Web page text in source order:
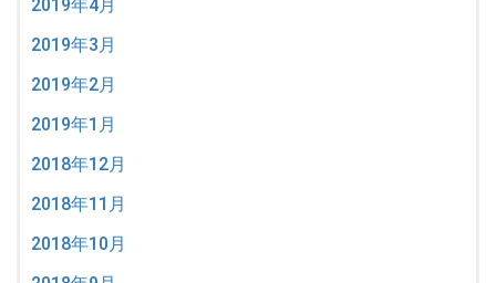
2019年4月
2019年3月
2019年2月
2019年1月
2018年12月
2018年11月
2018年10月